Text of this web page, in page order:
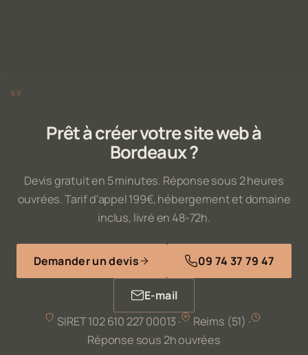
Prêt à créer votre site web à
Bordeaux ?
Devis gratuit en 5 minutes. Réponse sous 2 heures
ouvrées. Tarif d'appel 199€, hébergement et domaine
inclus, livré en 48-72h.
Demander un devis 09 74 37 79 47
E-mail
SIRET 102 610 227 00013 ·
Reims (51) ·
Réponse sous 2h ouvrées